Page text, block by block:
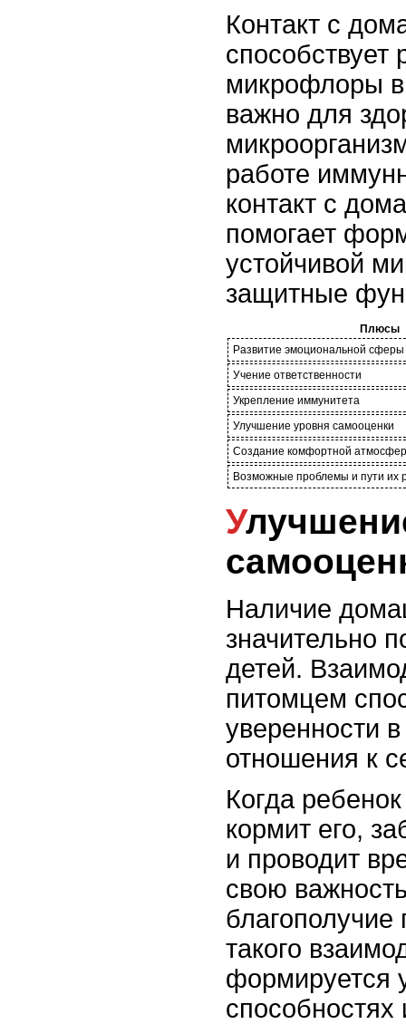
Контакт с
способствует
микрофлоры
важно для
работе
контакт с
помогает
устойчивой
защитные
Плюсы
Развитие эмоциональной сферы
Учение ответственности
Укрепление иммунитета
Улучшение уровня самооценки
Создание комфортной
Возможные проблемы и пути их
Улучшение уровня
Наличие
значительно
детей.
питомцем
уверенности
отношения к
Когда
кормит его,
и проводит
свою
благополучие
такого
формируется